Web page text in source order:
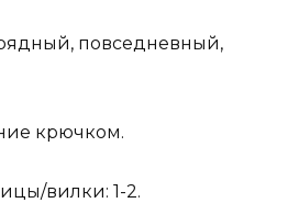
повседневный,
крючком.
вилки: 1-2.